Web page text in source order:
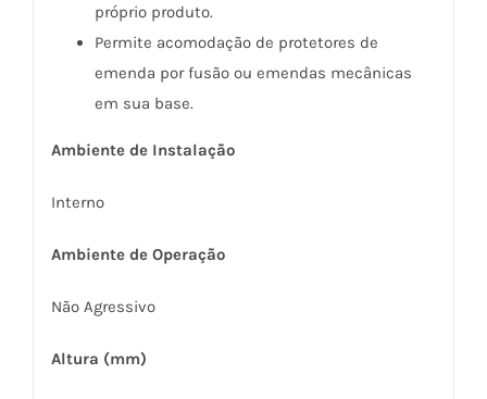
próprio produto.
Permite acomodação de protetores de
emenda por fusão ou emendas mecânicas
em sua base.
Ambiente de Instalação
Interno
Ambiente de Operação
Não Agressivo
Altura (mm)